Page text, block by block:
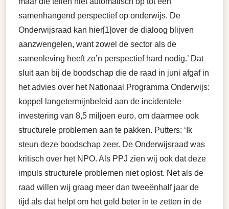
samenhangend perspectief op onderwijs. De
Onderwijsraad kan hier[1]over de dialoog blijven
aanzwengelen, want zowel de sector als de
samenleving heeft zo’n perspectief hard nodig.’ Dat
sluit aan bij de boodschap die de raad in juni afgaf in
het advies over het Nationaal Programma Onderwijs:
koppel langetermijnbeleid aan de incidentele
investering van 8,5 miljoen euro, om daarmee ook
structurele problemen aan te pakken. Putters: ‘Ik
steun deze boodschap zeer. De Onderwijsraad was
kritisch over het NPO. Als PPJ zien wij ook dat deze
impuls structurele problemen niet oplost. Net als de
raad willen wij graag meer dan tweeënhalf jaar de
tijd als dat helpt om het geld beter in te zetten in de